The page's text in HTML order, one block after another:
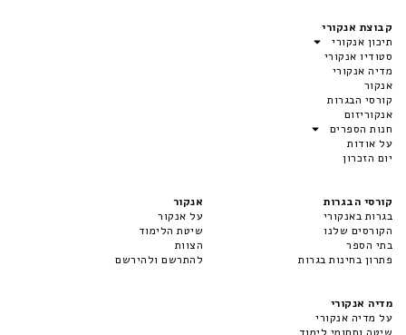
קבוצת אנקורי
תיכון אנקורי
סטודיו אנקורי
מדיה אנקורי
אנקור
קורסי הבגרות
אנקוריזום
חנות הספרים
על אודות
יום הזכרון
קורסי הבגרות
בגרות באנקורי
הקורסים שלנו
בתי הספר
פתרון בחינות בגרות
אנקור
על אנקור
שיטת הלימוד
הצוות
להתרשם ולהירשם
מדיה אנקורי
על מדיה אנקורי